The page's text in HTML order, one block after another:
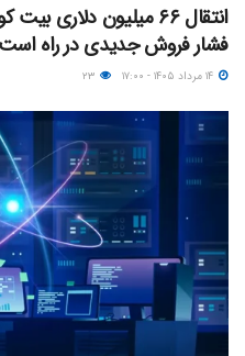
انتقال ۶۶ میلیون دلاری
فشار فروش جدیدی در راه